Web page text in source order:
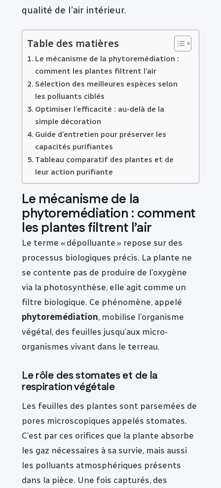
qualité de l’air intérieur.
Table des matières
Le mécanisme de la phytoremédiation :
comment les plantes filtrent l’air
Sélection des meilleures espèces selon
les polluants ciblés
Optimiser l’efficacité : au-delà de la
simple décoration
Guide d’entretien pour préserver les
capacités purifiantes
Tableau comparatif des plantes et de
leur action purifiante
Le mécanisme de la
phytoremédiation : comment
les plantes filtrent l’air
Le terme « dépolluante » repose sur des
processus biologiques précis. La plante ne
se contente pas de produire de l’oxygène
via la photosynthèse, elle agit comme un
filtre biologique. Ce phénomène, appelé
phytoremédiation, mobilise l’organisme
végétal, des feuilles jusqu’aux micro-
organismes vivant dans le terreau.
Le rôle des stomates et de la
respiration végétale
Les feuilles des plantes sont parsemées de
pores microscopiques appelés stomates.
C’est par ces orifices que la plante absorbe
les gaz nécessaires à sa survie, mais aussi
les polluants atmosphériques présents
dans la pièce. Une fois capturés, des